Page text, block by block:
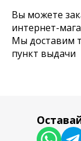
Вы можете
интернет-
Мы доставим
пункт выдачи